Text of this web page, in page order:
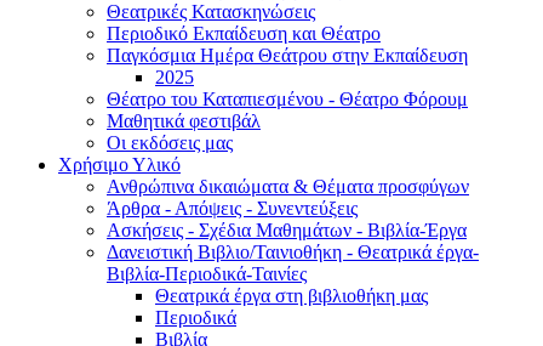
Θεατρικές Κατασκηνώσεις
Περιοδικό Εκπαίδευση και Θέατρο
Παγκόσμια Ημέρα Θεάτρου στην Εκπαίδευση
2025
Θέατρο του Καταπιεσμένου - Θέατρο Φόρουμ
Μαθητικά φεστιβάλ
Οι εκδόσεις μας
Χρήσιμο Υλικό
Ανθρώπινα δικαιώματα & Θέματα προσφύγων
Άρθρα - Απόψεις - Συνεντεύξεις
Ασκήσεις - Σχέδια Μαθημάτων - Βιβλία-Έργα
Δανειστική Βιβλιο/Ταινιοθήκη - Θεατρικά έργα-
Βιβλία-Περιοδικά-Ταινίες
Θεατρικά έργα στη βιβλιοθήκη μας
Περιοδικά
Βιβλία